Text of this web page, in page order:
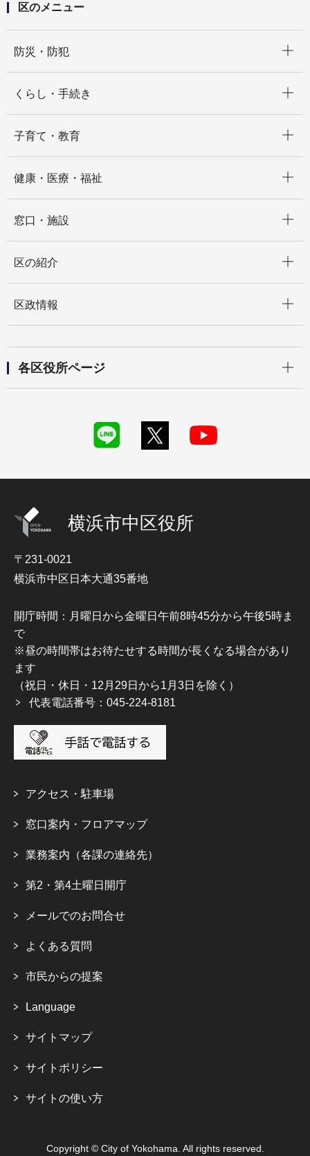
区のメニュー
防災・防犯
くらし・手続き
子育て・教育
健康・医療・福祉
窓口・施設
区の紹介
区政情報
各区役所ページ
横浜市中区役所
〒231-0021
横浜市中区日本大通35番地
開庁時間：月曜日から金曜日午前8時45分から午後5時ま
で
※昼の時間帯はお待たせする時間が長くなる場合があり
ます
（祝日・休日・12月29日から1月3日を除く）
代表電話番号：045-224-8181
アクセス・駐車場
窓口案内・フロアマップ
業務案内（各課の連絡先）
第2・第4土曜日開庁
メールでのお問合せ
よくある質問
市民からの提案
Language
サイトマップ
サイトポリシー
サイトの使い方
Copyright © City of Yokohama. All rights reserved.